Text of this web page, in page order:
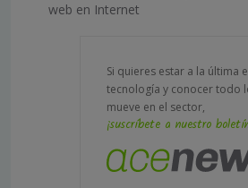
web en Internet
Si quieres estar a la última
tecnología y conocer todo
mueve en el sector,
¡suscríbete a nuestro